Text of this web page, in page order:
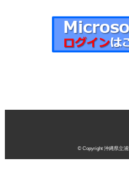
© Copyright 沖縄県立